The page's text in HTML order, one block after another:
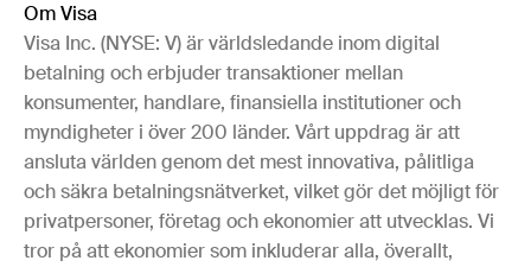
Om Visa
Visa Inc. (NYSE: V) är världsledande inom digital
betalning och erbjuder transaktioner mellan
konsumenter, handlare, finansiella institutioner och
myndigheter i över 200 länder. Vårt uppdrag är att
ansluta världen genom det mest innovativa, pålitliga
och säkra betalningsnätverket, vilket gör det möjligt för
privatpersoner, företag och ekonomier att utvecklas. Vi
tror på att ekonomier som inkluderar alla, överallt,